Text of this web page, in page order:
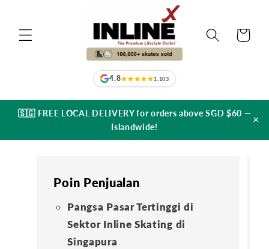
konten
4.8 1,103
Keranjang
🇸🇬 FREE LOCAL DELIVERY for orders above SGD $60 —
Islandwide!
×
Poin Penjualan
Pangsa Pasar Tertinggi di
Sektor Inline Skating di
Singapura